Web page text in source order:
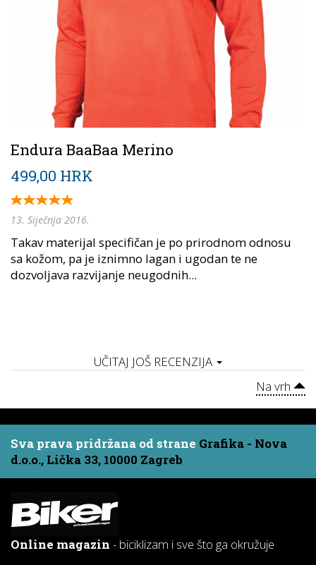
Endura BaaBaa Merino
499,00 HRK
13. Siječnja 2016.
Takav materijal specifičan je po prirodnom odnosu
sa kožom, pa je iznimno lagan i ugodan te ne
dozvoljava razvijanje neugodnih...
UČITAJ JOŠ RECENZIJA
Na vrh
Sva prava pridržana od strane Grafika - Nova
d.o.o., Lička 33, 10000 Zagreb
Online magazin - biciklizam i sve što ga okružuje